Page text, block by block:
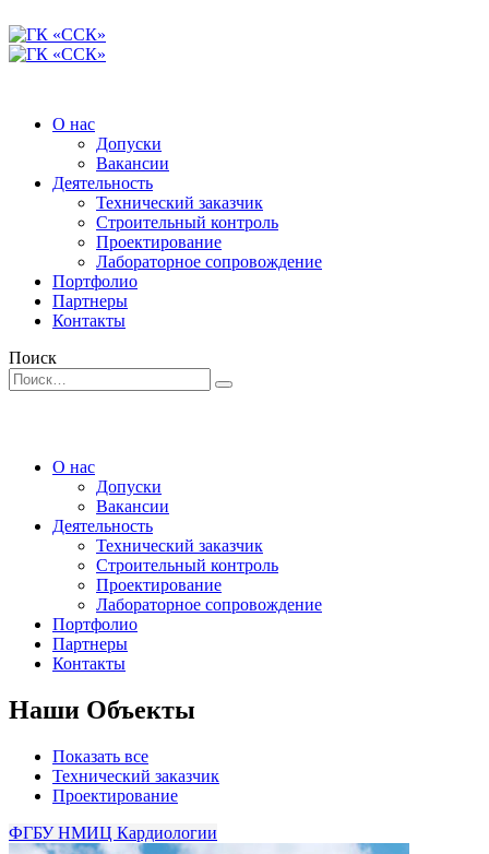
О нас
Допуски
Вакансии
Деятельность
Технический заказчик
Строительный контроль
Проектирование
Лабораторное сопровождение
Портфолио
Партнеры
Контакты
Поиск
О нас
Допуски
Вакансии
Деятельность
Технический заказчик
Строительный контроль
Проектирование
Лабораторное сопровождение
Портфолио
Партнеры
Контакты
Наши Объекты
Показать все
Технический заказчик
Проектирование
ФГБУ НМИЦ Кардиологии